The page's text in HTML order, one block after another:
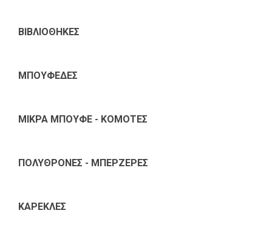
ΒΙΒΛΙΟΘΗΚΕΣ
ΜΠΟΥΦΕΔΕΣ
ΜΙΚΡΑ ΜΠΟΥΦΕ - ΚΟΜΟΤΕΣ
ΠΟΛΥΘΡΟΝΕΣ - ΜΠΕΡΖΕΡΕΣ
ΚΑΡΕΚΛΕΣ